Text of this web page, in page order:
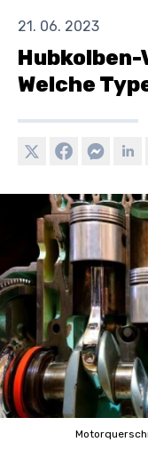
21. 06. 2023
Welche